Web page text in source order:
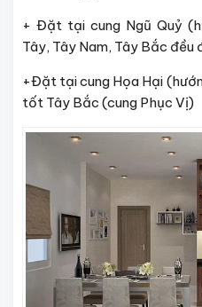
+ Đặt tại cung Ngũ Quỷ
Tây, Tây Nam, Tây Bắc đều
+Đặt tại cung Họa Hại
tốt Tây Bắc (cung Phục Vị)